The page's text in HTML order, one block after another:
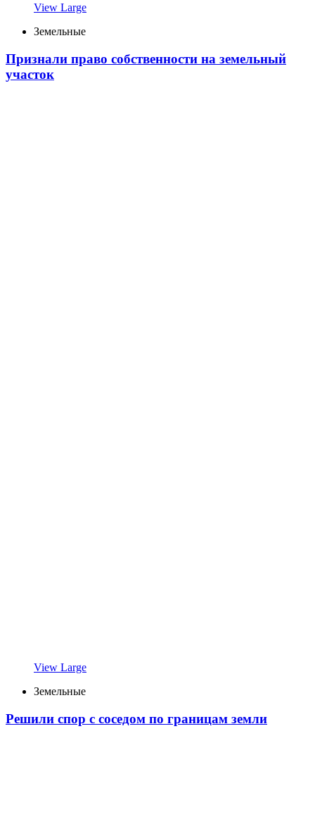
View Large
Земельные
Признали право собственности на земельный
участок
View Large
Земельные
Решили спор с соседом по границам земли